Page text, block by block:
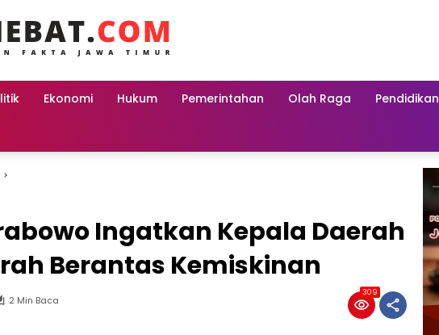
Ekonomi Hukum Pemerintahan Olah Raga Pendidikan
Ingatkan Kepala Daerah
Berantas Kemiskinan
2 Min Baca
309